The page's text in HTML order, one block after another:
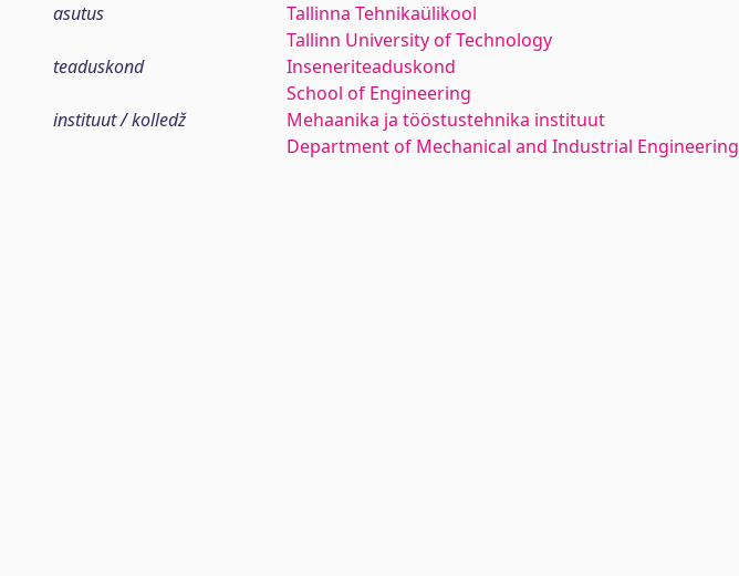
asutus
Tallinna Tehnikaülikool
Tallinn University of Technology
teaduskond
Inseneriteaduskond
School of Engineering
instituut / kolledž
Mehaanika ja tööstustehnika instituut
Department of Mechanical and Industrial Engineering